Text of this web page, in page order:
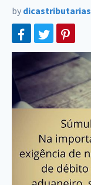
by dicastributarias